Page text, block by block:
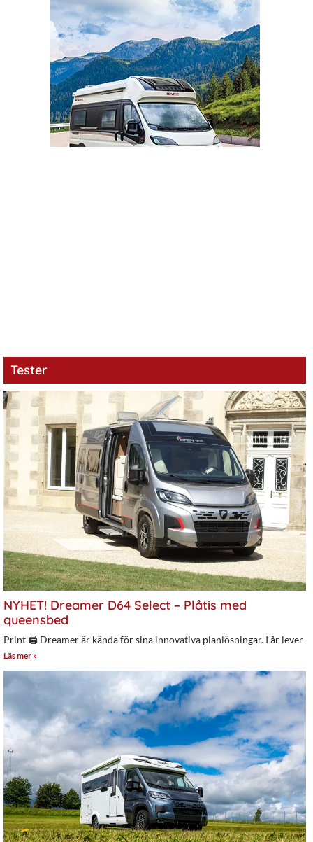
Tester
NYHET! Dreamer D64 Select – Plåtis med
queensbed
Print 🖨 Dreamer är kända för sina innovativa planlösningar. I år lever
Läs mer »